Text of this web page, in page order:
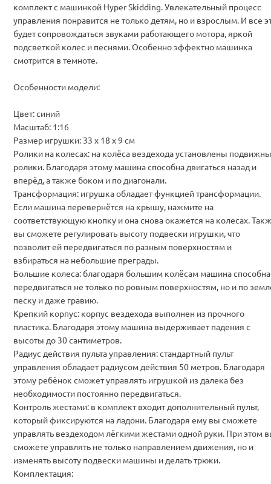
комплект с машинкой Hyper Skidding. Увлекательный процесс
управления понравится не только детям, но и взрослым. И все
будет сопровождаться звуками работающего мотора, яркой
подсветкой колес и песнями. Особенно эффектно машинка
смотрится в темноте.
Особенности модели:
Цвет: синий
Масштаб: 1:16
Размер игрушки: 33 х 18 х 9 см
Ролики на колесах: на колёса вездехода установлены
ролики. Благодаря этому машина способна двигаться назад и
вперёд, а также боком и по диагонали.
Трансформация: игрушка обладает функцией трансформации.
Если машина перевернётся на крышу, нажмите на
соответствующую кнопку и она снова окажется на колесах.
вы сможете регулировать высоту подвески игрушки, что
позволит ей передвигаться по разным поверхностям и
взбираться на небольшие преграды.
Большие колеса: благодаря большим колёсам машина способна
передвигаться не только по ровным поверхностям, но и по
песку и даже гравию.
Крепкий корпус: корпус вездехода выполнен из прочного
пластика. Благодаря этому машина выдерживает падения с
высоты до 30 сантиметров.
Радиус действия пульта управления: стандартный пульт
управления обладает радиусом действия 50 метров. Благодаря
этому ребёнок сможет управлять игрушкой из далека без
необходимости постоянно передвигаться.
Контроль жестами: в комплект входит дополнительный пульт,
который фиксируются на ладони. Благодаря ему вы сможете
управлять вездеходом лёгкими жестами одной руки. При этом
сможете управлять не только направлением движения, но и
изменять высоту подвески машины и делать трюки.
Комплектация: